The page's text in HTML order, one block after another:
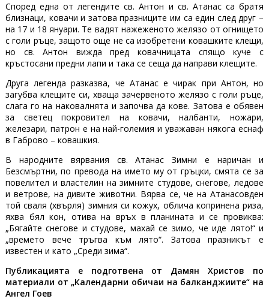
Според една от легендите св. Антон и св. Атанас са братя
близнаци, ковачи и затова празниците им са един след друг –
на 17 и 18 януари. Те вадят нажеженото желязо от огнището
с голи ръце, защото още не са изобретени ковашките клещи,
но св. Антон вижда пред ковачницата спящо куче с
кръстосани предни лапи и така се сеща да направи клещите.
Друга легенда разказва, че Атанас е чирак при Антон, но
загубва клещите си, хваща зачервеното желязо с голи ръце,
слага го на наковалнята и започва да кове. Затова е обявен
за светец покровител на ковачи, налбанти, ножари,
железари, патрон е на най-големия и уважаван някога еснаф
в Габрово – ковашкия.
В народните вярвания св. Атанас Зимни е наричан и
Безсмъртни, по превода на името му от гръцки, смята се за
повелител и властелин на зимните студове, снегове, ледове
и ветрове, на дивите животни. Вярва се, че на Атанасовден
той сваля (хвърля) зимния си кожух, облича копринена риза,
яхва бял кон, отива на връх в планината и се провиква:
„Бягайте снегове и студове, махай се зимо, че иде лято!“ и
„времето вече тръгва към лято“. Затова празникът е
известен и като „Среди зима“.
Публикацията е подготвена от Дамян Христов по
материали от „Календарни обичаи на балканджиите“ на
Ангел Гоев